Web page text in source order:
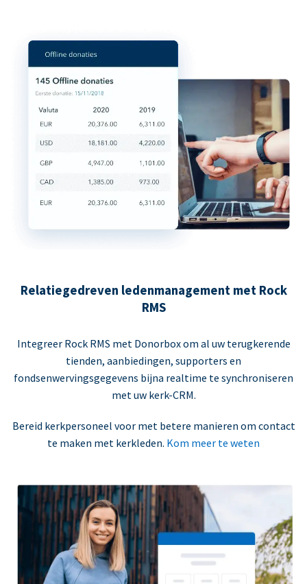
Relatiegedreven ledenmanagement met Rock
RMS
Integreer Rock RMS met Donorbox om al uw terugkerende
tienden, aanbiedingen, supporters en
fondsenwervingsgegevens bijna realtime te synchroniseren
met uw kerk-CRM.
Bereid kerkpersoneel voor met betere manieren om contact
te maken met kerkleden. Kom meer te weten